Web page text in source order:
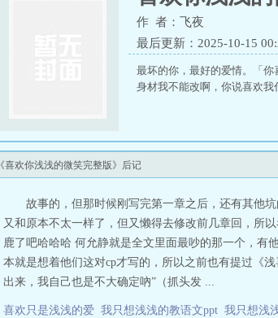
作 者：飞夜
最后更新：2025-10-15
最坏的你，最好的爱情。「
身材我不能改啊，你说喜欢
《喜欢你浅浅的微笑完整版》后记
故事的，但那时候刚写完第一章之后，还有其他
又和原本不太一样了，但又懒得去修改前几章回，所
鹿了吧哈哈哈 何允静就是全文里面最吵的那一个，有
本就是想着他们这对cp才写的，所以之前也有提过《
出来，我自己也是不大确定吶”（抓头发 ...
喜欢只是浅浅的爱 我只想浅浅的教语文ppt 我只想浅